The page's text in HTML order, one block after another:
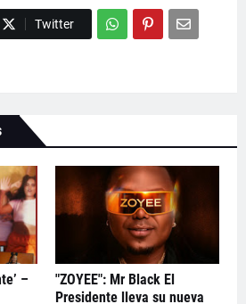
Twitter
–
"ZOYEE": Mr Black El
Presidente lleva su nueva